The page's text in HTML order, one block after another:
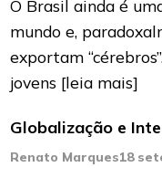
O Brasil ainda é
mundo e,
exportam
jovens [leia mais]
Globalização e
Renato Marques18